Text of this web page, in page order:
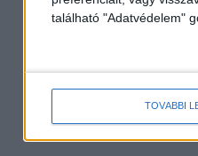
található "Adatvédelem"
TOVÁBBI